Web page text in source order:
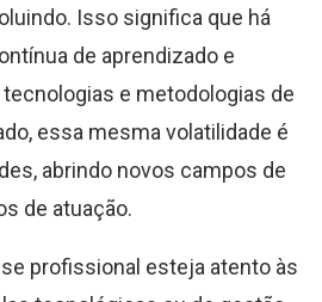
Isso significa que há
de aprendizado e
e metodologias de
essa mesma volatilidade é
abrindo novos campos de
de atuação.
profissional esteja atento às